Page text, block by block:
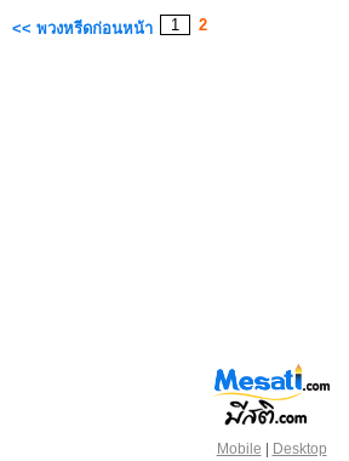
<< พวงหรีดก่อนหน้า 1 2
Mobile | Desktop